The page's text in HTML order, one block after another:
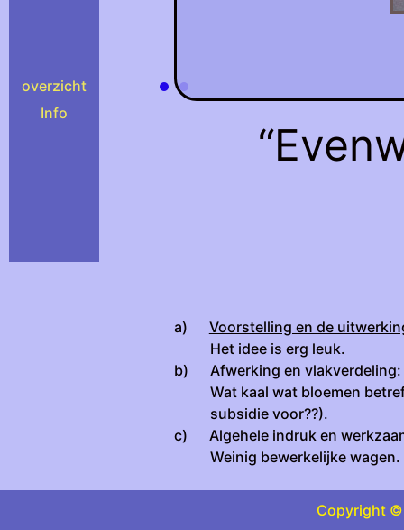
overzicht
Info
a) Voorstelling en de
Het idee is erg leuk.
b) Afwerking en vlakverdeling:
Wat kaal wat bloemen
subsidie voor??).
c) Algehele indruk en
Weinig bewerkelijke wagen.
Copyright ©